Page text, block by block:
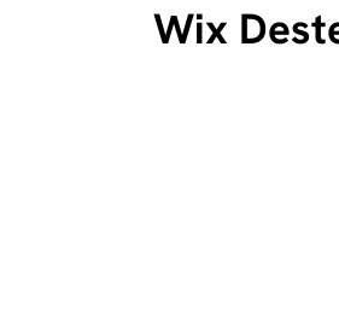
Wix